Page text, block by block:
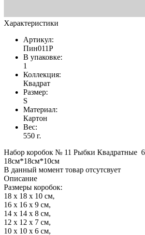
Характеристики
Артикул:
Пин011Р
В упаковке:
1
Коллекция:
Квадрат
Размер:
S
Материал:
Картон
Вес:
550 г.
Набор коробок № 11 Рыбки Квадратные
18см*18см*10см
В данный момент товар отсутсвует
Описание
Размеры коробок:
18 х 18 х 10 см,
16 х 16 х 9 см,
14 х 14 х 8 см,
12 х 12 х 7 см,
10 х 10 х 6 см,